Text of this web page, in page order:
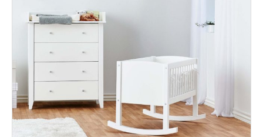
Pöydät ja tuolit
Säilytys
Työpöydät ja työtuolit
Matot